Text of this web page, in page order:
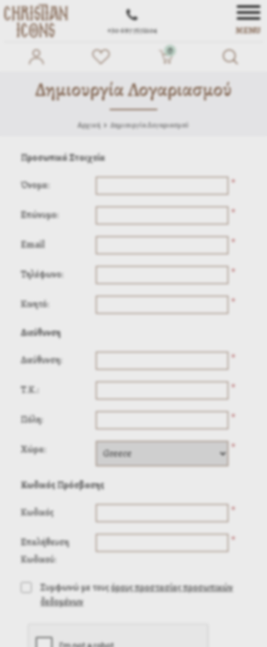
+30 697 7572104 MENU
0
Δημιουργία Λογαριασμού
Αρχική Δημιουργία Λογαριασμού
Προσωπικά Στοιχεία
Όνομα: *
Επώνυμο: *
Email *
Τηλέφωνο: *
Κινητό: *
Διεύθυνση
Διεύθυνση: *
Τ.Κ.: *
Πόλη: *
Χώρα: *
Κωδικός Πρόσβασης
Κωδικός *
Επαλήθευση
Κωδικού:
*
Συμφωνώ με τουςόρους προστασίας προσωπικών
δεδομένων